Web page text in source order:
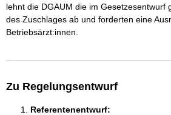
lehnt die DGAUM die im Gesetzesentwurf
des Zuschlages ab und forderten eine
Betriebsärzt:innen.
Zu Regelungsentwurf
Referentenentwurf: